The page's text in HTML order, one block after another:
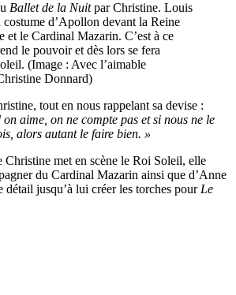
Ballet de la Nuitpar Christine. Louis
d’Apollon devant la Reine
et le Cardinal Mazarin. C’est à ce
le pouvoir et dès lors se fera
(Image : Avec l’aimable
Donnard)
tout en nous rappelant sa devise :
aime, on ne compte pas et si nous ne le
alors autant le faire bien. »
Christine met en scène le Roi Soleil, elle
du Cardinal Mazarin ainsi que d’Anne
détail jusqu’à lui créer les torches pour Le